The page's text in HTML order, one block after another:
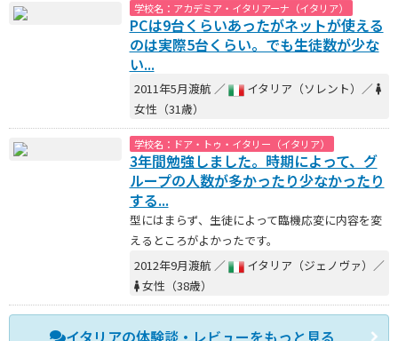
学校名：アカデミア・イタリアーナ（イタリア）
PCは9台くらいあったがネットが使える
のは実際5台くらい。でも生徒数が少な
い...
2011年5月渡航 ／
イタリア（ソレント）／
女性（31歳）
学校名：ドア・トゥ・イタリー（イタリア）
3年間勉強しました。時期によって、グ
ループの人数が多かったり少なかったり
する...
型にはまらず、生徒によって臨機応変に内容を変
えるところがよかったです。
2012年9月渡航 ／
イタリア（ジェノヴァ）／
女性（38歳）
イタリアの体験談・レビューをもっと見る